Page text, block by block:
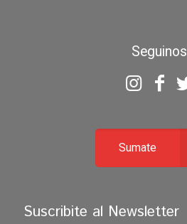
Seguinos
Sumate
Suscribite al Newsletter